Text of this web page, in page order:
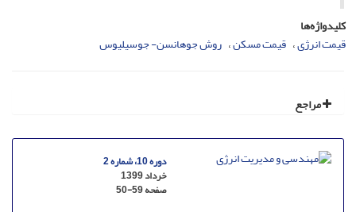
کلیدواژه‌ها
قیمت انرژی قیمت مسکن روش جوهانسن- جوسیلیوس
مراجع
دوره 10، شماره 2
خرداد 1399
صفحه50-59